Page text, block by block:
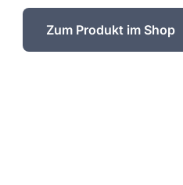
Zum Produkt im Shop